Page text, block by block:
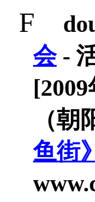
F
会-
[2009
（朝
鱼街